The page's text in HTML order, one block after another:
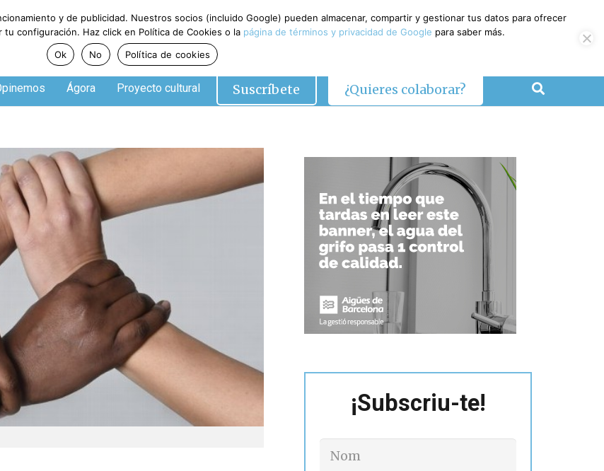
Ágora Proyecto cultural Suscríbete ¿Quieres colaborar?
¡Subscriu-te!
y de publicidad. Nuestros socios (incluido Google) pueden almacenar, compartir y gestionar tus datos para ofrecer
configuración. Haz click en Política de Cookies o la página de términos y privacidad de Google para saber más.
Ok
No Política de cookies